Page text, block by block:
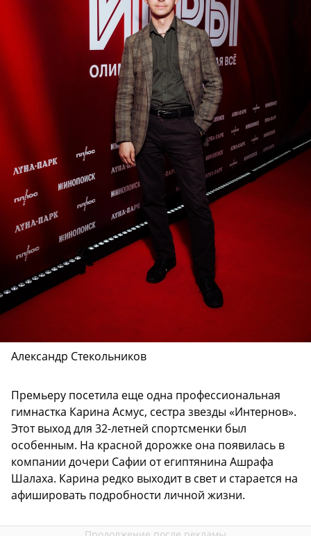
Александр Стекольников
Премьеру посетила еще одна профессиональная
гимнастка Карина Асмус, сестра звезды «Интернов».
Этот выход для 32-летней спортсменки был
особенным. На красной дорожке она появилась в
компании дочери Сафии от египтянина Ашрафа
Шалаха. Карина редко выходит в свет и старается на
афишировать подробности личной жизни.